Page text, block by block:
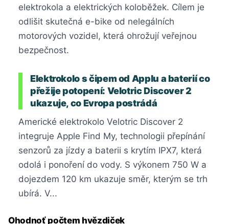
elektrokola a elektrických koloběžek. Cílem je
odlišit skutečná e-bike od nelegálních
motorových vozidel, která ohrožují veřejnou
bezpečnost.
Elektrokolo s čipem od Applu a baterií co
přežije potopení: Velotric Discover 2
ukazuje, co Evropa postrádá
Americké elektrokolo Velotric Discover 2
integruje Apple Find My, technologii přepínání
senzorů za jízdy a baterii s krytím IPX7, která
odolá i ponoření do vody. S výkonem 750 W a
dojezdem 120 km ukazuje směr, kterým se trh
ubírá. V...
Ohodnoť počtem hvězdiček